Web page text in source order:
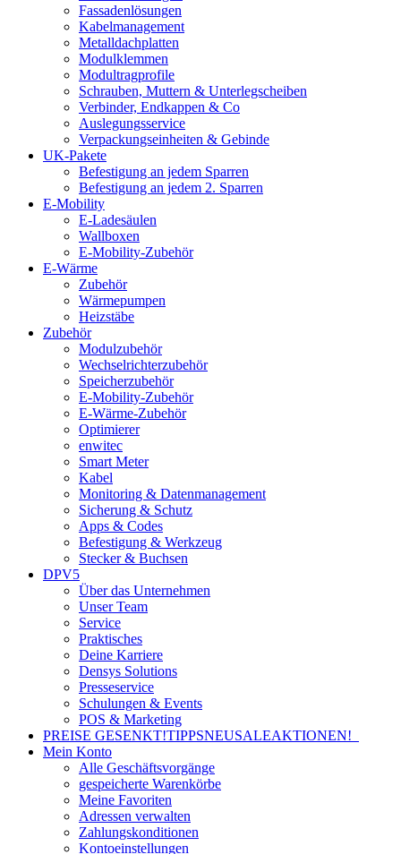
Fassadenlösungen
Kabelmanagement
Metalldachplatten
Modulklemmen
Modultragprofile
Schrauben, Muttern & Unterlegscheiben
Verbinder, Endkappen & Co
Auslegungsservice
Verpackungseinheiten & Gebinde
UK-Pakete
Befestigung an jedem Sparren
Befestigung an jedem 2. Sparren
E-Mobility
E-Ladesäulen
Wallboxen
E-Mobility-Zubehör
E-Wärme
Zubehör
Wärmepumpen
Heizstäbe
Zubehör
Modulzubehör
Wechselrichterzubehör
Speicherzubehör
E-Mobility-Zubehör
E-Wärme-Zubehör
Optimierer
enwitec
Smart Meter
Kabel
Monitoring & Datenmanagement
Sicherung & Schutz
Apps & Codes
Befestigung & Werkzeug
Stecker & Buchsen
DPV5
Über das Unternehmen
Unser Team
Service
Praktisches
Deine Karriere
Densys Solutions
Presseservice
Schulungen & Events
POS & Marketing
PREISE GESENKT!TIPPSNEUSALEAKTIONEN!
Mein Konto
Alle Geschäftsvorgänge
gespeicherte Warenkörbe
Meine Favoriten
Adressen verwalten
Zahlungskonditionen
Kontoeinstellungen